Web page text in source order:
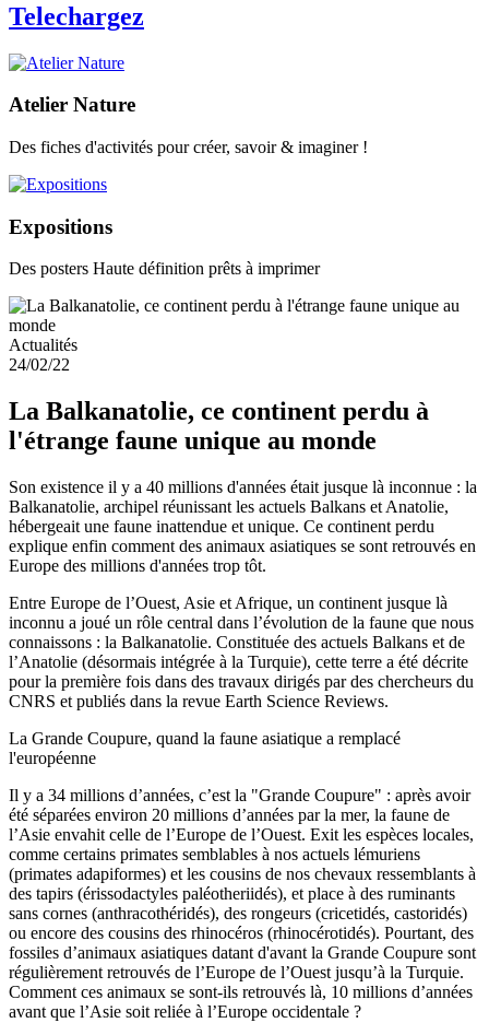
Telechargez
Atelier Nature
Des fiches d'activités pour créer, savoir & imaginer !
Expositions
Des posters Haute définition prêts à imprimer
Actualités
24/02/22
La Balkanatolie, ce continent perdu à
l'étrange faune unique au monde
Son existence il y a 40 millions d'années était jusque là inconnue : la
Balkanatolie, archipel réunissant les actuels Balkans et Anatolie,
hébergeait une faune inattendue et unique. Ce continent perdu
explique enfin comment des animaux asiatiques se sont retrouvés en
Europe des millions d'années trop tôt.
Entre Europe de l’Ouest, Asie et Afrique, un continent jusque là
inconnu a joué un rôle central dans l’évolution de la faune que nous
connaissons : la Balkanatolie. Constituée des actuels Balkans et de
l’Anatolie (désormais intégrée à la Turquie), cette terre a été décrite
pour la première fois dans des travaux dirigés par des chercheurs du
CNRS et publiés dans la revue Earth Science Reviews.
La Grande Coupure, quand la faune asiatique a remplacé
l'européenne
Il y a 34 millions d’années, c’est la "Grande Coupure" : après avoir
été séparées environ 20 millions d’années par la mer, la faune de
l’Asie envahit celle de l’Europe de l’Ouest. Exit les espèces locales,
comme certains primates semblables à nos actuels lémuriens
(primates adapiformes) et les cousins de nos chevaux ressemblants à
des tapirs (érissodactyles paléotheriidés), et place à des ruminants
sans cornes (anthracothéridés), des rongeurs (cricetidés, castoridés)
ou encore des cousins des rhinocéros (rhinocérotidés). Pourtant, des
fossiles d’animaux asiatiques datant d'avant la Grande Coupure sont
régulièrement retrouvés de l’Europe de l’Ouest jusqu’à la Turquie.
Comment ces animaux se sont-ils retrouvés là, 10 millions d’années
avant que l’Asie soit reliée à l’Europe occidentale ?